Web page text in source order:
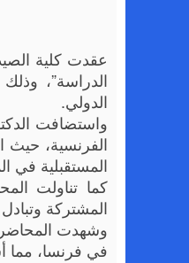
عقدت كلية
الدراسة”،
الدولي.
واستضافت
الفرنسية، حيث
المستقبلية في
كما تناولت
المشتركة
وشهدت
في فرنسا، مما